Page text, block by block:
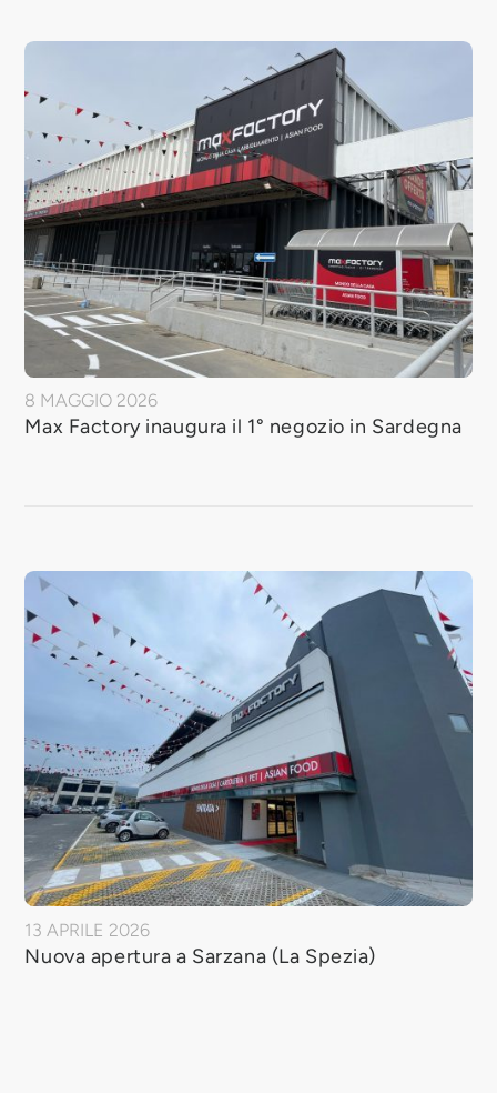
8 MAGGIO 2026
Max Factory inaugura il 1° negozio in Sardegna
13 APRILE 2026
Nuova apertura a Sarzana (La Spezia)